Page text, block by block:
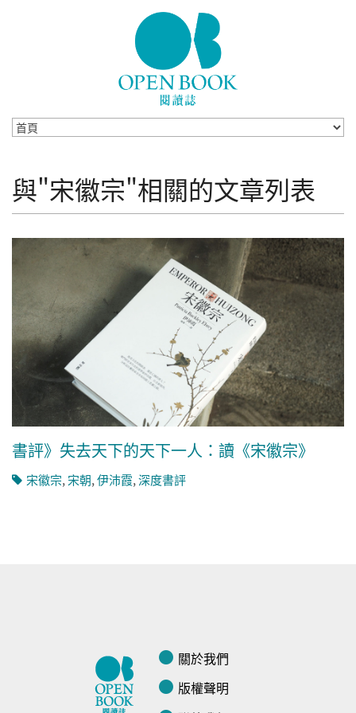
與"宋徽宗"相關的文章列表
書評》失去天下的天下一人：讀《宋徽宗》
宋徽宗,宋朝,伊沛霞,深度書評
關於我們
版權聲明